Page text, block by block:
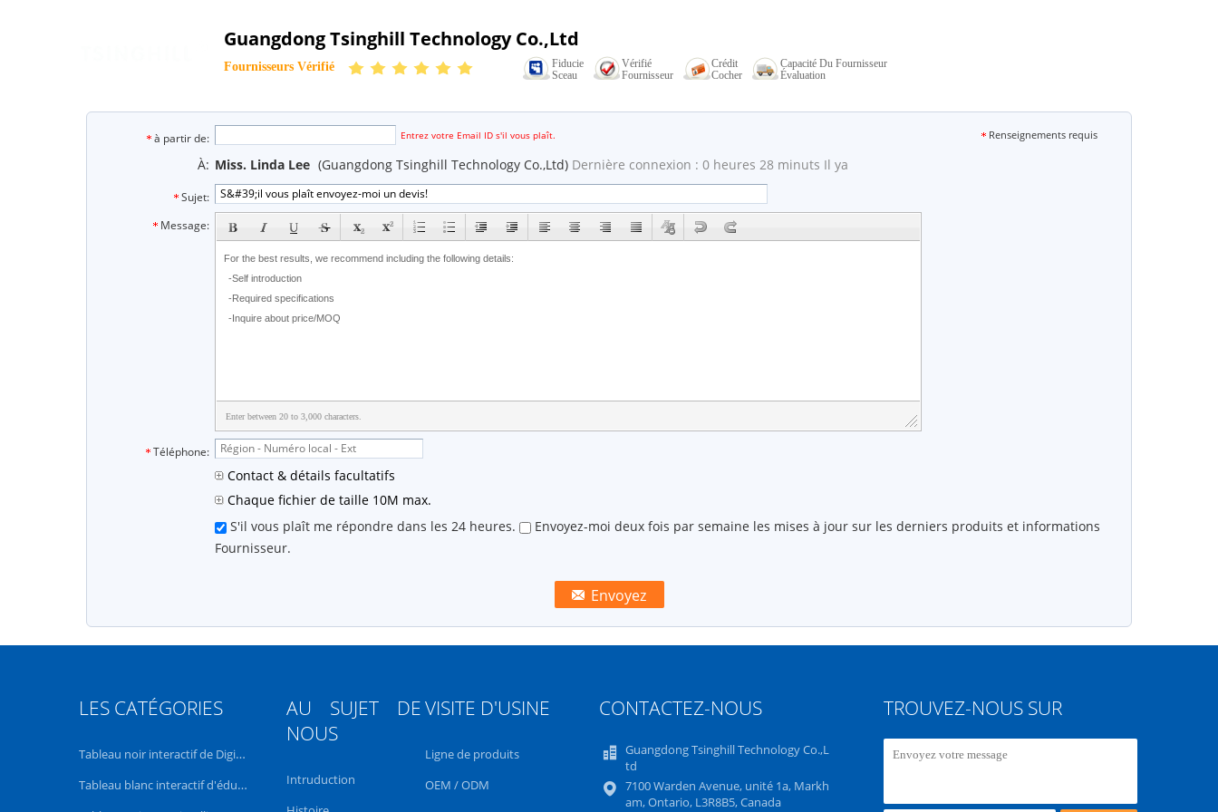
Guangdong Tsinghill Technology Co.,Ltd
Fournisseurs Vérifié
Fiducie
Sceau
Vérifié
Fournisseur
Crédit
Cocher
Capacité Du Fournisseur
Évaluation
à partir de: email
Entrez votre Email ID s'il vous plaît. Renseignements requis
À: Miss. Linda Lee (Guangdong Tsinghill Technology Co.,Ltd) Dernière connexion : 0 heures 28 minuts Il ya
Sujet:
subject
Message:
Enter between 20 to 3,000 characters.
Téléphone:
Contact & détails facultatifs
Chaque fichier de taille 10M max.
S'il vous plaît me répondre dans les 24 heures.
Envoyez-moi deux fois par semaine les mises à jour sur les derniers produits et informations
Fournisseur.
LES CATÉGORIES
Tableau noir interactif de Digital
Tableau blanc interactif d'éducation
AU SUJET DE
NOUS
Intruduction
VISITE D'USINE
Ligne de produits
OEM / ODM
CONTACTEZ-NOUS
Guangdong Tsinghill Technology Co.,L
td
7100 Warden Avenue, unité 1a, Markh
am, Ontario, L3R8B5, Canada
TROUVEZ-NOUS SUR